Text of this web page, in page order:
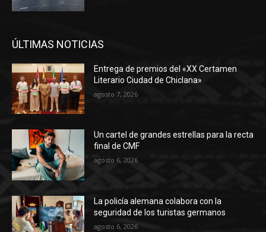
ÚLTIMAS NOTICIAS
Entrega de premios del «XX Certamen
Literario Ciudad de Chiclana»
agosto 7, 2026
Un cartel de grandes estrellas para la recta
final de CMF
agosto 6, 2026
La policía alemana colabora con la
seguridad de los turistas germanos
agosto 6, 2026